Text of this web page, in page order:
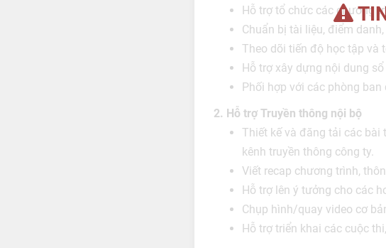
Hỗ trợ tổ chức các chương
Chuẩn bị tài liệu, điểm
Theo dõi tiến độ học tập và
Hỗ trợ xây dựng nội dung
Phối hợp với các phòng
2. Hỗ trợ Truyền thông nội bộ
Thiết kế và đăng tải các bài
kênh truyền thông công ty.
Viết recap chương trình,
Hỗ trợ lên ý tưởng cho các
Chụp hình/quay video cơ
Hỗ trợ triển khai các cuộc